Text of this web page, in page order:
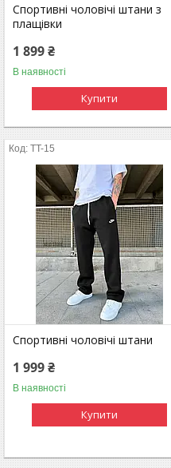
Спортивні чоловічі штани з
плащівки
1 899 ₴
В наявності
Купити
TT-15
Спортивні чоловічі штани
1 999 ₴
В наявності
Купити